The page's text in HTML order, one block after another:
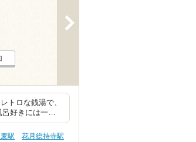
トロな銭湯で、
呂好きには一…
駅
花月総持寺駅